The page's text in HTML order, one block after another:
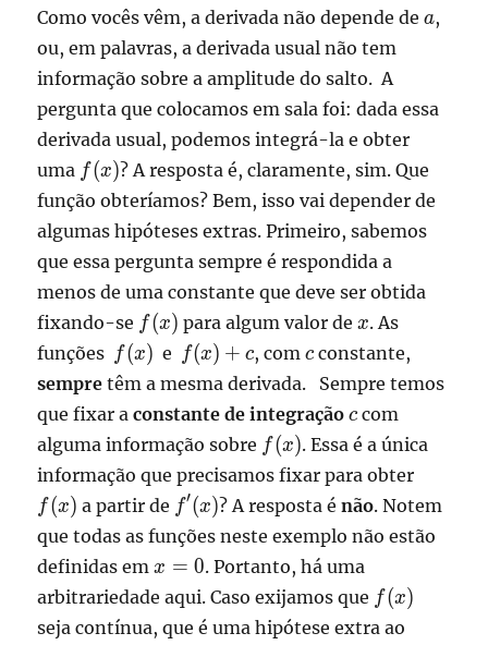
<0, \\ \frac{\cos x}
{x} - \frac{\sin x}
{x^2} , & x >
0.\end{array}\right.
Como vocês vêm, a derivada não depende dea
a,
ou, em palavras, a derivada usual não tem
informação sobre a amplitude do salto. A
pergunta que colocamos em sala foi: dada essa
derivada usual, podemos integrá-la e obter
uma f(x)
f(x)? A resposta é, claramente, sim. Que
função obteríamos? Bem, isso vai depender de
algumas hipóteses extras. Primeiro, sabemos
que essa pergunta sempre é respondida a
menos de uma constante que deve ser obtida
fixando-se f(x)
f(x) para algum valor de x
x. As
funções f(x)
f(x) e f(x)
+c
f(x) + c, comc
c constante,
sempre têm a mesma derivada. Sempre temos
que fixar aconstante de integração c
c com
alguma informação sobre f(x)
f(x). Essa é a única
informação que precisamos fixar para obter
f(x) a partir de f'(x)
f′(x)? A resposta é não. Notem
que todas as funções neste exemplo não estão
definidas emx=0
x = 0. Portanto, há uma
arbitrariedade aqui. Caso exijamos que f(x)
f(x)
seja contínua, que é uma hipótese extra ao